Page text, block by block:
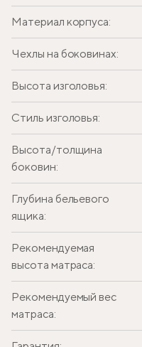
Материал корпуса:
Чехлы на боковинах:
Высота изголовья:
Стиль изголовья:
Высота/толщина
боковин:
Глубина бельевого
ящика:
Рекомендуемая
высота матраса:
Рекомендуемый вес
матраса: